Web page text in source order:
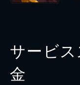
サービ
金